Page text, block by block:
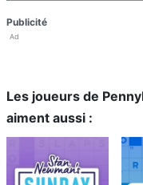
Publicité
Ad
Les joueurs de
aiment aussi :